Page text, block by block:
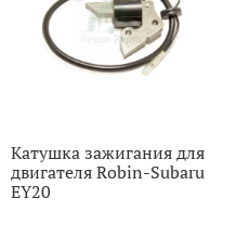
Катушка зажигания для
двигателя Robin-Subaru
EY20